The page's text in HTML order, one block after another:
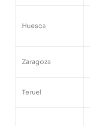
Huesca
Zaragoza
Teruel